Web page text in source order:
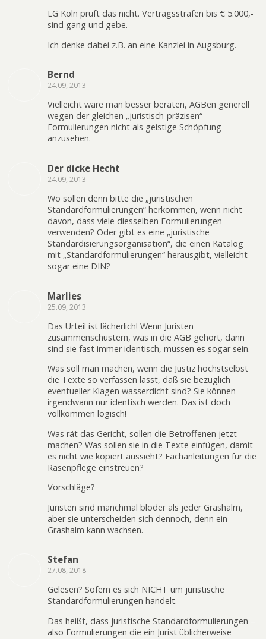
LG Köln prüft das nicht. Vertragsstrafen bis € 5.000,-
sind gang und gebe.
Ich denke dabei z.B. an eine Kanzlei in Augsburg.
Bernd
24.09, 2013
Vielleicht wäre man besser beraten, AGBen generell
wegen der gleichen „juristisch-präzisen“
Formulierungen nicht als geistige Schöpfung
anzusehen.
Der dicke Hecht
24.09, 2013
Wo sollen denn bitte die „juristischen
Standardformulierungen“ herkommen, wenn nicht
davon, dass viele diesselben Formulierungen
verwenden? Oder gibt es eine „juristische
Standardisierungsorganisation“, die einen Katalog
mit „Standardformulierungen“ herausgibt, vielleicht
sogar eine DIN?
Marlies
25.09, 2013
Das Urteil ist lächerlich! Wenn Juristen
zusammenschustern, was in die AGB gehört, dann
sind sie fast immer identisch, müssen es sogar sein.
Was soll man machen, wenn die Justiz höchstselbst
die Texte so verfassen lässt, daß sie bezüglich
eventueller Klagen wasserdicht sind? Sie können
irgendwann nur identisch werden. Das ist doch
vollkommen logisch!
Was rät das Gericht, sollen die Betroffenen jetzt
machen? Was sollen sie in die Texte einfügen, damit
es nicht wie kopiert aussieht? Fachanleitungen für die
Rasenpflege einstreuen?
Vorschläge?
Juristen sind manchmal blöder als jeder Grashalm,
aber sie unterscheiden sich dennoch, denn ein
Grashalm kann wachsen.
Stefan
27.08, 2018
Gelesen? Sofern es sich NICHT um juristische
Standardformulierungen handelt.
Das heißt, dass juristische Standardformulierungen –
also Formulierungen die ein Jurist üblicherweise